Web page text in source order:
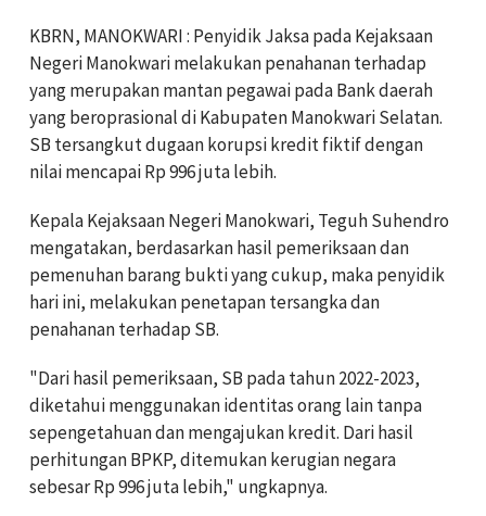
KBRN, MANOKWARI : Penyidik Jaksa pada Kejaksaan
Negeri Manokwari melakukan penahanan terhadap
yang merupakan mantan pegawai pada Bank daerah
yang beroprasional di Kabupaten Manokwari Selatan.
SB tersangkut dugaan korupsi kredit fiktif dengan
nilai mencapai Rp 996 juta lebih.
Kepala Kejaksaan Negeri Manokwari, Teguh Suhendro
mengatakan, berdasarkan hasil pemeriksaan dan
pemenuhan barang bukti yang cukup, maka penyidik
hari ini, melakukan penetapan tersangka dan
penahanan terhadap SB.
"Dari hasil pemeriksaan, SB pada tahun 2022-2023,
diketahui menggunakan identitas orang lain tanpa
sepengetahuan dan mengajukan kredit. Dari hasil
perhitungan BPKP, ditemukan kerugian negara
sebesar Rp 996 juta lebih," ungkapnya.